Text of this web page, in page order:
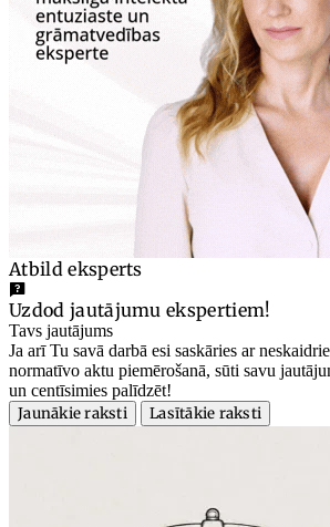
Atbild eksperts
Uzdod jautājumu ekspertiem!
Tavs jautājums
Ja arī Tu savā darbā esi saskāries ar
normatīvo aktu piemērošanā, sūti savu
un centīsimies palīdzēt!
Jaunākie raksti
Lasītākie raksti